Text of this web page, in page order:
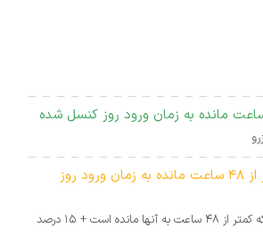
لغو رزرو در کمتر از 48 ساعت مانده به زمان ورود روز
100 درصد روز هایی که کمتر از 48 ساعت به آنها مانده است + 15 درصد